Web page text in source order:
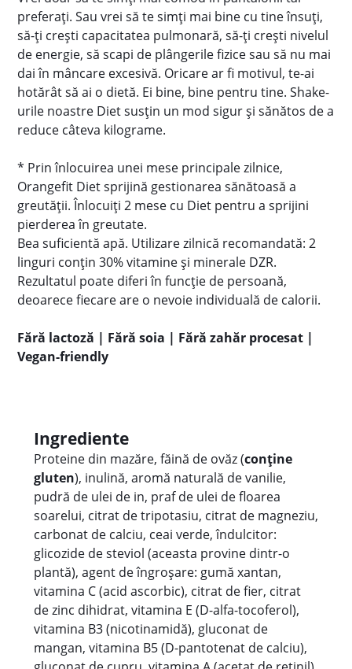
preferați. Sau vrei să te simți mai bine cu tine însuți,
să-ți crești capacitatea pulmonară, să-ți crești nivelul
de energie, să scapi de plângerile fizice sau să nu mai
dai în mâncare excesivă. Oricare ar fi motivul, te-ai
hotărât să ai o dietă. Ei bine, bine pentru tine. Shake-
urile noastre Diet susțin un mod sigur și sănătos de a
reduce câteva kilograme.
* Prin înlocuirea unei mese principale zilnice,
Orangefit Diet sprijină gestionarea sănătoasă a
greutății. Înlocuiți 2 mese cu Diet pentru a sprijini
pierderea în greutate.
Bea suficientă apă. Utilizare zilnică recomandată: 2
linguri conțin 30% vitamine și minerale DZR.
Rezultatul poate diferi în funcție de persoană,
deoarece fiecare are o nevoie individuală de calorii.
Fără lactoză | Fără soia | Fără zahăr procesat |
Vegan-friendly
Ingrediente
Proteine din mazăre, făină de ovăz (conține
gluten), inulină, aromă naturală de vanilie,
pudră de ulei de in, praf de ulei de floarea
soarelui, citrat de tripotasiu, citrat de magneziu,
carbonat de calciu, ceai verde, îndulcitor:
glicozide de steviol (aceasta provine dintr-o
plantă), agent de îngroșare: gumă xantan,
vitamina C (acid ascorbic), citrat de fier, citrat
de zinc dihidrat, vitamina E (D-alfa-tocoferol),
vitamina B3 (nicotinamidă), gluconat de
mangan, vitamina B5 (D-pantotenat de calciu),